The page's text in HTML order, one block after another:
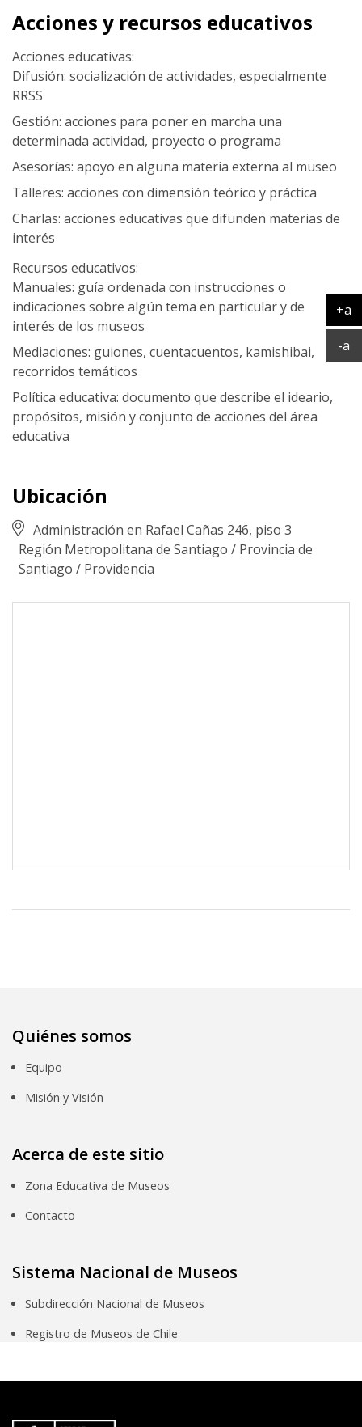
Acciones y recursos educativos
Acciones educativas:
Difusión: socialización de actividades, especialmente
RRSS
Gestión: acciones para poner en marcha una
determinada actividad, proyecto o programa
Asesorías: apoyo en alguna materia externa al museo
Talleres: acciones con dimensión teórico y práctica
Charlas: acciones educativas que difunden materias de
interés
Recursos educativos:
Manuales: guía ordenada con instrucciones o
indicaciones sobre algún tema en particular y de
interés de los museos
Mediaciones: guiones, cuentacuentos, kamishibai,
recorridos temáticos
Política educativa: documento que describe el ideario,
propósitos, misión y conjunto de acciones del área
educativa
Ubicación
Administración en Rafael Cañas 246, piso 3
Región Metropolitana de Santiago / Provincia de
Santiago / Providencia
Quiénes somos
Equipo
Misión y Visión
Acerca de este sitio
Zona Educativa de Museos
Contacto
Sistema Nacional de Museos
Subdirección Nacional de Museos
Registro de Museos de Chile
+a
-a